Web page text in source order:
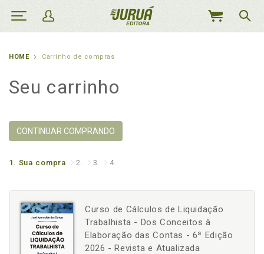
MEU
HOME Carrinho de compras
Seu carrinho
CONTINUAR COMPRANDO
1. Sua compra 2. 3. 4.
Curso de Cálculos de Liquidação
Trabalhista - Dos Conceitos à
Elaboração das Contas - 6ª Edição
2026 - Revista e Atualizada